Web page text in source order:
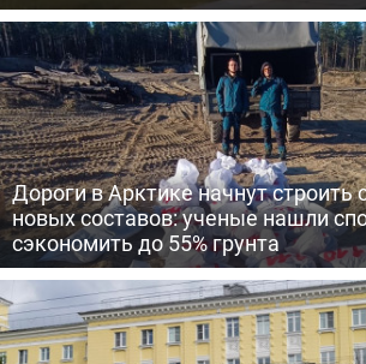
Дороги в Арктике начнут
новых составов: ученые нашли
сэкономить до 55% грунта